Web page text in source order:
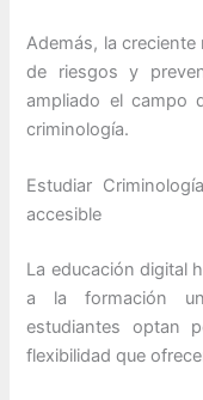
Además, la
de riesgos y
ampliado el campo
criminología.
Estudiar
accesible
La educación digital
a la formación
estudiantes optan
flexibilidad que